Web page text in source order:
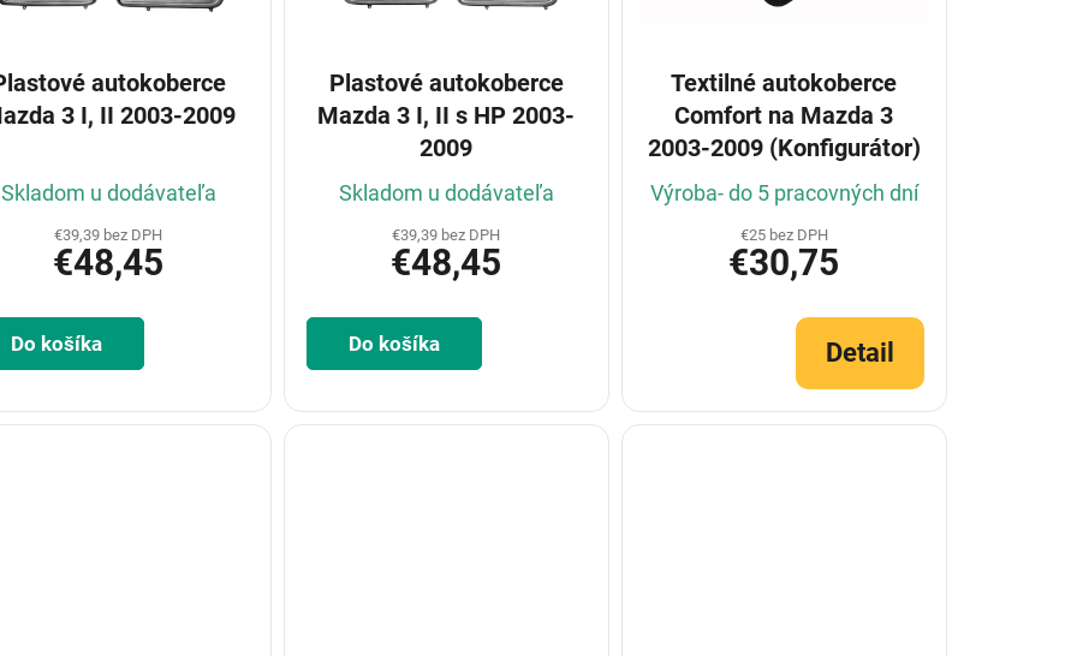
autokoberce
3 I, II 2003-2009
Skladom u dodávateľa
€39,39 bez DPH
€48,45
Do košíka
Plastové autokoberce
Mazda 3 I, II s HP 2003-
2009
Skladom u dodávateľa
€39,39 bez DPH
€48,45
Do košíka
Textilné autokoberce
Comfort na Mazda 3
2003-2009 (Konfigurátor)
Výroba- do 5 pracovných dní
€25 bez DPH
€30,75
Detail